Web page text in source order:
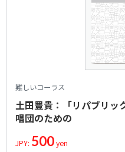
難しいコーラス
土田豊貴：「リパブリッ
唱団のための
JPY: 500yen